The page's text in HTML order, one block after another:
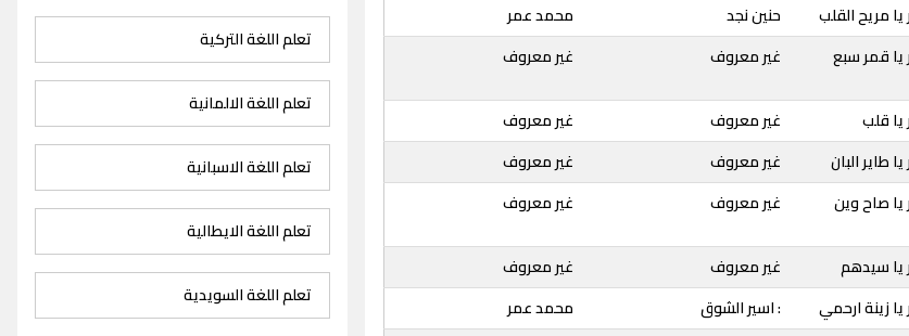
مريح القلب حنين نجد
محمد عمر
قمر سبع
غير معروف غير معروف
قلب غير معروف
غير معروف
طاير البان
غير معروف
غير معروف
صاح وين
غير معروف غير معروف
يا سيدهم غير معروف
غير معروف
زينة ارحمي
: اسير الشوق
محمد عمر
تعلم اللغة التركية
تعلم اللغة الالمانية
تعلم اللغة الاسبانية
تعلم اللغة الايطالية
تعلم اللغة السويدية